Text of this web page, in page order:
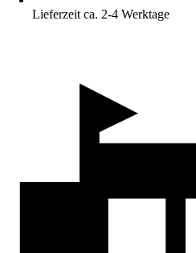
Lieferzeit ca. 2-4 Werktage